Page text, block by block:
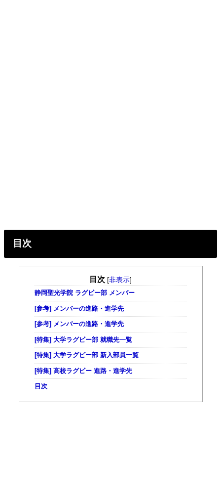
目次
目次 [非表示]
静岡聖光学院 ラグビー部 メンバー
[参考] メンバーの進路・進学先
[参考] メンバーの進路・進学先
[特集] 大学ラグビー部 就職先一覧
[特集] 大学ラグビー部 新入部員一覧
[特集] 高校ラグビー 進路・進学先
目次